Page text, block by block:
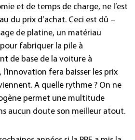
et de temps de charge, ne l’est
du prix d’achat. Ceci est dû –
de platine, un matériau
fabriquer la pile à
de base de la voiture à
l’innovation fera baisser les prix
A quelle rythme ? On ne
permet une multitude
aucun doute son meilleur atout.